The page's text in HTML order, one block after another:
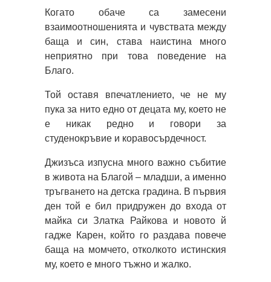
Когато обаче са замесени
взаимоотношенията и чувствата между
баща и син, става наистина много
неприятно при това поведение на
Благо.
Той оставя впечатлението, че не му
пука за нито едно от децата му, което не
е никак редно и говори за
студенокръвие и коравосърдечност.
Джизъса изпусна много важно събитие
в живота на Благой – младши, а именно
тръгването на детска градина. В първия
ден той е бил придружен до входа от
майка си Златка Райкова и новото й
гадже Карен, който го раздава повече
баща на момчето, отколкото истинския
му, което е много тъжно и жалко.